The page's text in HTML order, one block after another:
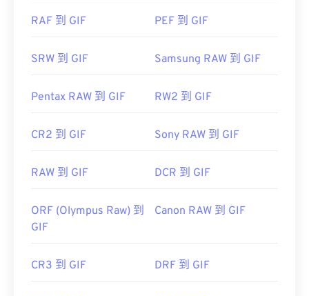
target="_blank">NXT Pro
RAF 到 GIF PEF 到 GIF
SRW 到 GIF Samsung RAW 到 GIF
Pentax RAW 到 GIF RW2 到 GIF
CR2 到 GIF Sony RAW 到 GIF
RAW 到 GIF DCR 到 GIF
ORF (Olympus Raw) 到
GIF
Canon RAW 到 GIF
CR3 到 GIF DRF 到 GIF